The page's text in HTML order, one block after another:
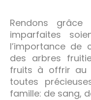
Rendons
imparfaites
l’importance de
des arbres
fruits à offrir au
toutes
famille: de sang,